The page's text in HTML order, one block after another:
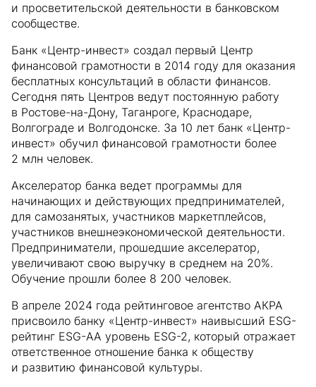
и просветительской деятельности в банковском
сообществе.
Банк «Центр-инвест» создал первый Центр
финансовой грамотности в 2014 году для оказания
бесплатных консультаций в области финансов.
Сегодня пять Центров ведут постоянную работу
в Ростове-на-Дону, Таганроге, Краснодаре,
Волгограде и Волгодонске. За 10 лет банк «Центр-
инвест» обучил финансовой грамотности более
2 млн человек.
Акселератор банка ведет программы для
начинающих и действующих предпринимателей,
для самозанятых, участников маркетплейсов,
участников внешнеэкономической деятельности.
Предприниматели, прошедшие акселератор,
увеличивают свою выручку в среднем на 20%.
Обучение прошли более 8 200 человек.
В апреле 2024 года рейтинговое агентство АКРА
присвоило банку «Центр-инвест» наивысший ESG-
рейтинг ESG-АА уровень ESG-2, который отражает
ответственное отношение банка к обществу
и развитию финансовой культуры.